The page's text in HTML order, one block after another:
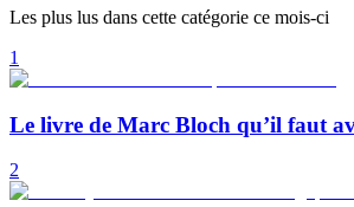
Les plus lus dans cette catégorie ce mois-ci
1
Le livre de Marc Bloch qu’il faut
2